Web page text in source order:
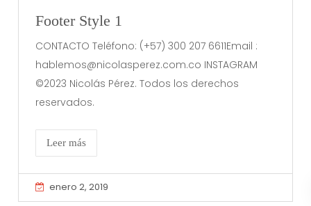
Footer Style 1
CONTACTO Teléfono: (+57) 300 207 6611Email :
hablemos@nicolasperez.com.co INSTAGRAM
©2023 Nicolás Pérez. Todos los derechos
reservados.
Leer más
enero 2, 2019